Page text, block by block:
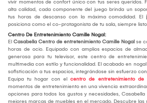
vivir momentos de confort único con tus seres queridos.
alta calidad, cada componente del juego brinda un
tus horas de descanso con la máxima comodidad. El
posiciona como el co-protagonista de tu sala, siempre
Centro De Entretenimiento Camille Nogal:
El Casabella Centro de entretenimiento Camille Nogal se
horas de ocio. Equipado con amplios espacios de
generosa para tu televisor, este centro de
multimedia con estilo y funcionalidad. El acabado en
sofisticación a tus espacios, integrándose sin esfuerzo
Equipa tu hogar con el centro de entretenimiento de
momentos de entretenimiento en una vivencia
opciones para todos los gustos y necesidades,
mejores marcas de muebles en el mercado. Descubre